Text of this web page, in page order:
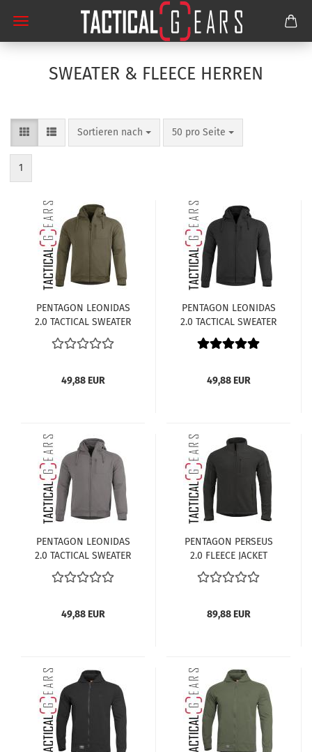
SWEATER & FLEECE HERREN
Sortieren nach
Sortieren nach 50 pro Seite
pro Seite
1
PENTAGON LEONIDAS
2.0 TACTICAL SWEATER
K08016-2.0-06E-
RAL7013
49,88 EUR
PENTAGON LEONIDAS
2.0 TACTICAL SWEATER
K08016-2.0-01
SCHWARZ
49,88 EUR
PENTAGON LEONIDAS
2.0 TACTICAL SWEATER
K08016-2.0-06WG-
WOLF-GRAU
49,88 EUR
PENTAGON PERSEUS
2.0 FLEECE JACKET
K08025-2.0-01
SCHWARZ
89,88 EUR